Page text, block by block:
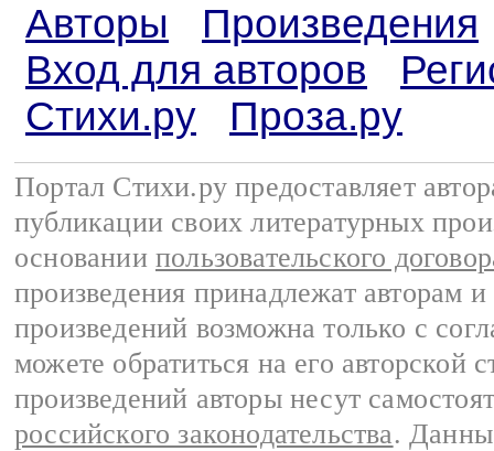
Авторы
Произведения
Вход для авторов
Стихи.ру
Проза.ру
Портал Стихи.ру предоставляет
публикации своих литературных
основании пользовательского
произведения принадлежат авторам
произведений возможна только с
можете обратиться на его авторской
произведений авторы несут
российского законодательства.